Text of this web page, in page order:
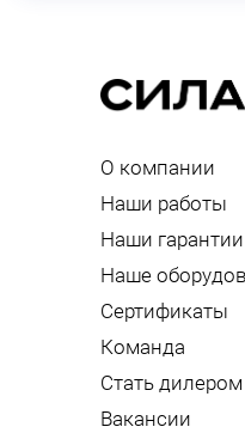
О компании
Наши работы
Наши гарантии
Наше
Сертификаты
Команда
Стать дилером
Вакансии